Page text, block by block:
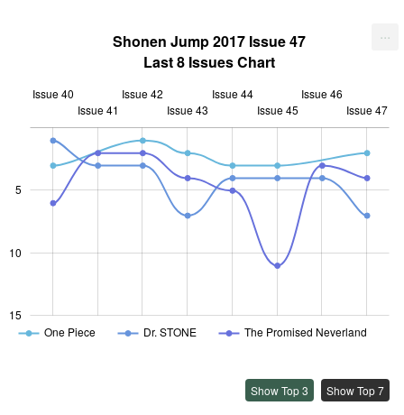
Shonen Jump 2017 Issue 47
Last 8 Issues Chart
15
10
5
L
Issue 40
Issue 41
Issue 42
Issue 43
Issue 44
Issue 45
Issue 46
Issue 47
One Piece Dr. STONE The Promised Neverland
...
Show Top 3 Show Top 7